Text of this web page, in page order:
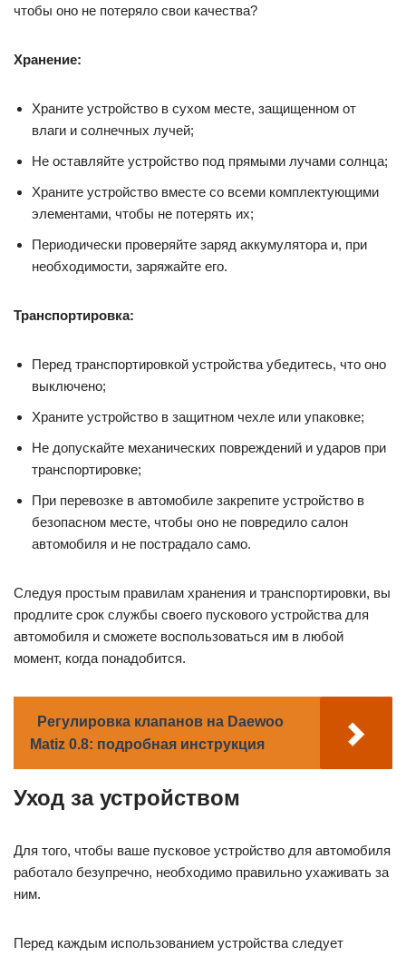
чтобы оно не потеряло свои качества?
Хранение:
Храните устройство в сухом месте, защищенном от
влаги и солнечных лучей;
Не оставляйте устройство под прямыми лучами солнца;
Храните устройство вместе со всеми комплектующими
элементами, чтобы не потерять их;
Периодически проверяйте заряд аккумулятора и, при
необходимости, заряжайте его.
Транспортировка:
Перед транспортировкой устройства убедитесь, что оно
выключено;
Храните устройство в защитном чехле или упаковке;
Не допускайте механических повреждений и ударов при
транспортировке;
При перевозке в автомобиле закрепите устройство в
безопасном месте, чтобы оно не повредило салон
автомобиля и не пострадало само.
Следуя простым правилам хранения и транспортировки, вы
продлите срок службы своего пускового устройства для
автомобиля и сможете воспользоваться им в любой
момент, когда понадобится.
Регулировка клапанов на Daewoo
Matiz 0.8: подробная инструкция
Уход за устройством
Для того, чтобы ваше пусковое устройство для автомобиля
работало безупречно, необходимо правильно ухаживать за
ним.
Перед каждым использованием устройства следует